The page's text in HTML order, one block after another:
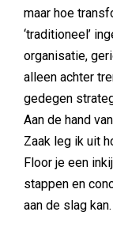
maar hoe
‘traditioneel’
organisatie,
alleen achter
gedegen
Aan de hand
Zaak leg ik uit
Floor je een
stappen en
aan de slag kan.